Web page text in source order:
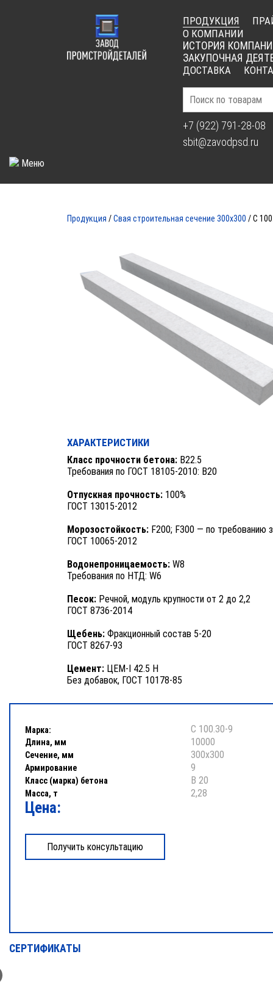
ПРОДУКЦИЯ
О КОМПАНИИ
ИСТОРИЯ
ЗАКУПОЧНАЯ
ДОСТАВКА
+7 (922) 791-28-08
sbit@zavodpsd.ru
Меню
Продукция /Свая строительная сечение 300х300 / С
ХАРАКТЕРИСТИКИ
Класс прочности бетона: B22.5
Требования по ГОСТ 18105-2010: B20
Отпускная прочность: 100%
ГОСТ 13015-2012
Морозостойкость: F200; F300 — по требованию
ГОСТ 10065-2012
Водонепроницаемость: W8
Требования по НТД: W6
Песок: Речной, модуль крупности от 2 до 2,2
ГОСТ 8736-2014
Щебень: Фракционный состав 5-20
ГОСТ 8267-93
Цемент: ЦЕМ-I 42.5 Н
Без добавок, ГОСТ 10178-85
Марка: С 100.30-9
Длина, мм 10000
Сечение, мм 300х300
Армирование 9
Класс (марка) бетона В 20
Масса, т 2,28
Цена:
СЕРТИФИКАТЫ